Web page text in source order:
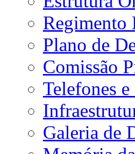
Regimento
Plano de
Comissão
Telefones
Galeria de